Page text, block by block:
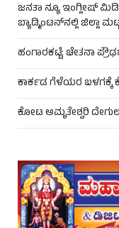
ಜನತಾ ನ್ಯೂ ಇಂಗ್ಲೀಷ್
ಬ್ಯಾಡ್ಮಿಂಟನ್‌ನಲ್ಲಿ ಜಿಲ್ಲಾ
ಹಂಗಾರಕಟ್ಟೆ: ಚೇತನಾ
ಕಾರ್ಕಡ ಗೆಳೆಯರ ಬಳಗಕ್ಕೆ
ಕೋಟ ಅಮೃತೇಶ್ವರಿ